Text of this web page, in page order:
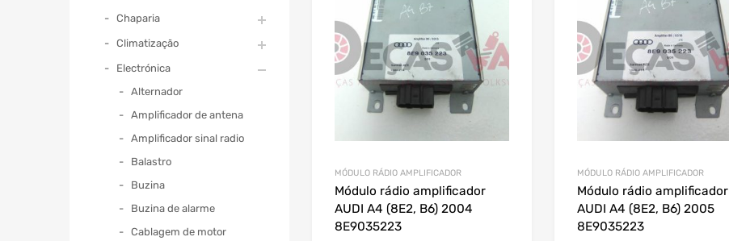
MÓDULO RÁDIO AMPLIFICADOR
Módulo rádio amplificador
AUDI A4 (8E2, B6) 2004
8E9035223
MÓDULO RÁDIO AMPLIFICADOR
Módulo rádio amplificador
AUDI A4 (8E2, B6) 2005
8E9035223
Chaparia
Climatização
Electrónica
Alternador
Amplificador de antena
Amplificador sinal radio
Balastro
Buzina
Buzina de alarme
Cablagem de motor